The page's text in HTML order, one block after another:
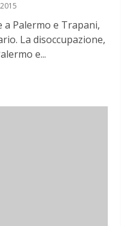
a Palermo e Trapani,
La disoccupazione,
e...